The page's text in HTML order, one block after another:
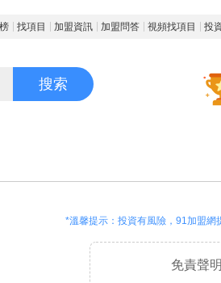
找項目 加盟資訊 加盟問答 視頻找項目 投
搜索
*溫馨提示：投資有風險，91加盟網
免責聲明